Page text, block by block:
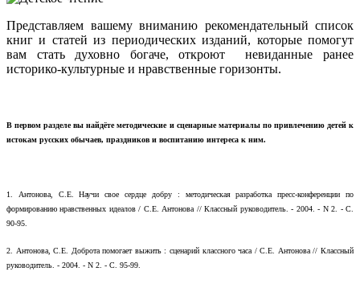
Представляем вашему вниманию рекомендательный список
книг и статей из периодических изданий, которые помогут
вам стать духовно богаче, откроют невиданные ранее
историко-культурные и нравственные горизонты.
В первом разделе вы найдёте методические и сценарные материалы по привлечению детей к
истокам русских обычаев, праздников и воспитанию интереса к ним.
1.
Антонова, С.Е. Научи свое сердце добру : методическая разработка пресс-конференции по
формированию нравственных идеалов / С.Е. Антонова // Классный руководитель. - 2004. - N 2. - С.
90-95.
2.
Антонова, С.Е. Доброта помогает выжить : сценарий классного часа / С.Е. Антонова // Классный
руководитель. - 2004. - N 2. - С. 95-99.